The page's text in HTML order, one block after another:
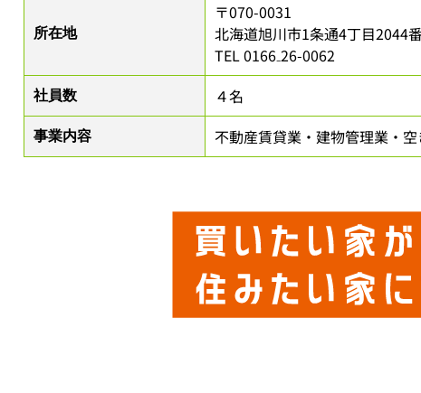
所在地
〒070-0031
北海道旭川市1条通4丁目2044
TEL 0166₋26-0062
社員数 ４名
事業内容 不動産賃貸業・建物管理業・